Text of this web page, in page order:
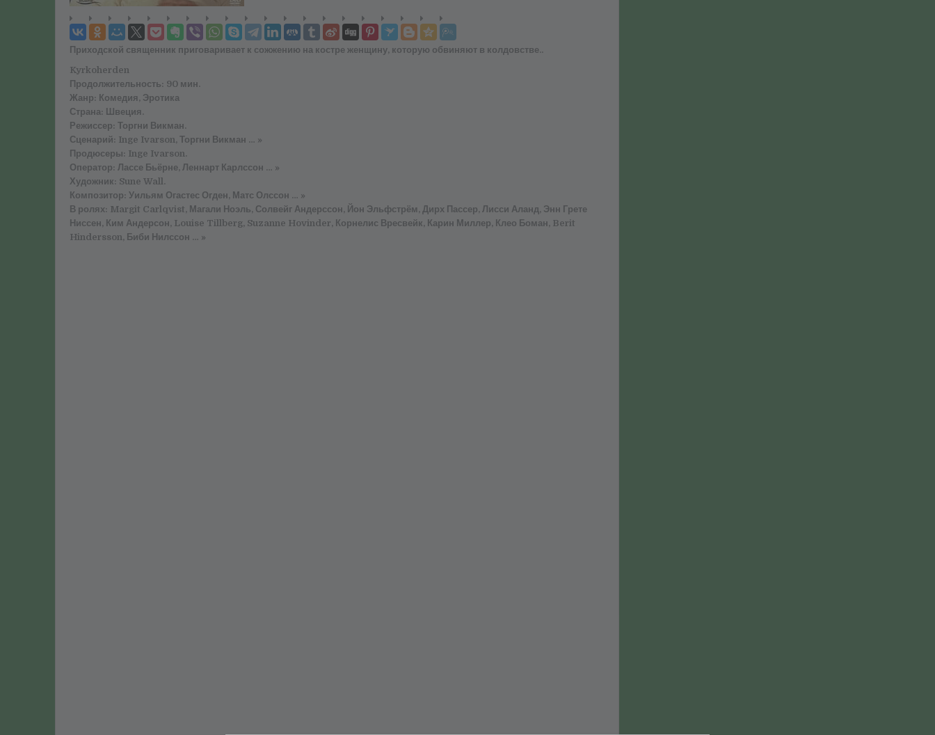
Приходской священник приговаривает к сожжению на костре женщину, которую обвиняют в колдовстве..
Kyrkoherden
Продолжительность: 90 мин.
Жанр: Комедия, Эротика
Страна: Швеция.
Режиссер: Торгни Викман.
Сценарий: Inge Ivarson, Торгни Викман … »
Продюсеры: Inge Ivarson.
Оператор: Лассе Бьёрне, Леннарт Карлссон … »
Художник: Sune Wall.
Композитор: Уильям Огастес Огден, Матс Олссон … »
В ролях: Margit Carlqvist, Магали Ноэль, Солвейг Андерссон, Йон Эльфстрём, Дирх Пассер, Лисси Аланд, Энн Грете
Ниссен, Ким Андерсон, Louise Tillberg, Suzanne Hovinder, Корнелис Вресвейк, Карин Миллер, Клео Боман, Berit
Hindersson, Биби Нилссон … »